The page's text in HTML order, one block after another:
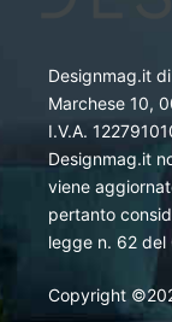
Designmag.it
Marchese 10,
I.V.A.
Designmag.it
viene
pertanto
legge n. 62 del
Copyright